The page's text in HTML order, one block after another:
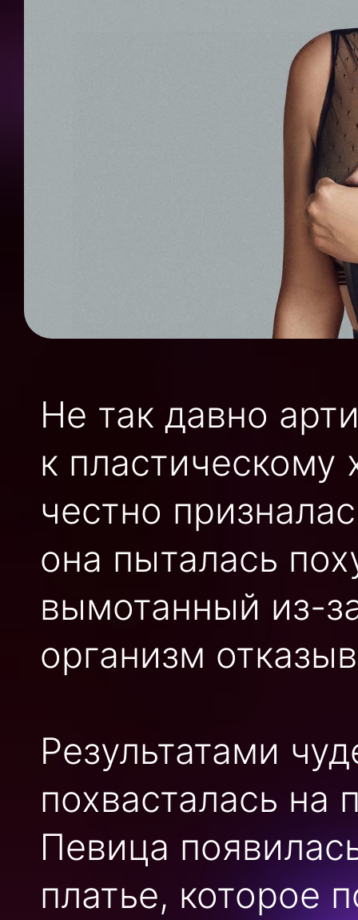
Не так давно
к пластическому
честно
она пыталась
вымотанный из-
организм
Результатами
похвасталась на
Певица
платье, которое